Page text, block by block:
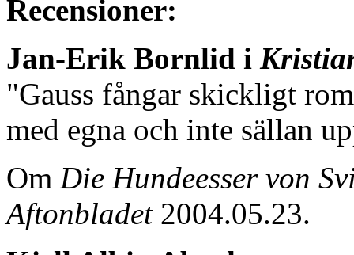
Recensioner:
Jan-Erik Bornlid i
"Gauss fångar skickligt
med egna och inte sällan
Om Die Hundeesser von
Aftonbladet2004.05.23.